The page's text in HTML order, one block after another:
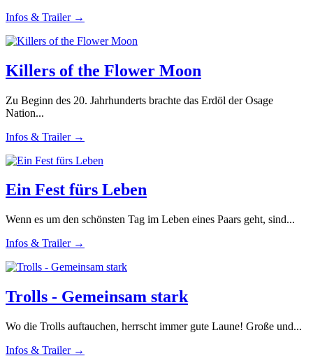
Infos & Trailer →
Killers of the Flower Moon
Zu Beginn des 20. Jahrhunderts brachte das Erdöl der Osage
Nation...
Infos & Trailer →
Ein Fest fürs Leben
Wenn es um den schönsten Tag im Leben eines Paars geht, sind...
Infos & Trailer →
Trolls - Gemeinsam stark
Wo die Trolls auftauchen, herrscht immer gute Laune! Große und...
Infos & Trailer →